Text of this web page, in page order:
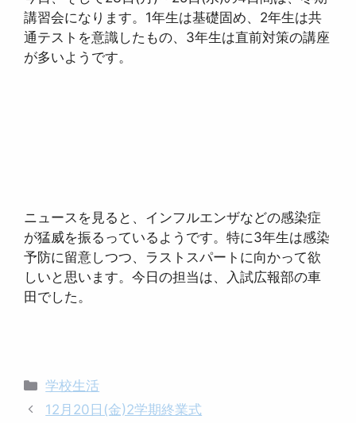
講習会になります。1年生は基礎固め、2年生は共
通テストを意識したもの、3年生は直前対策の講座
が多いようです。
ニュースを見ると、インフルエンザなどの感染症
が猛威を振るっているようです。特に3年生は感染
予防に留意しつつ、ラストスパートに向かって欲
しいと思います。今日の担当は、入試広報部の車
田でした。
カ
テ
学校生活
12月20日(金)2学期終業式